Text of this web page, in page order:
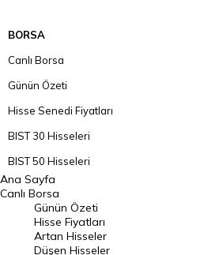
BORSA
Canlı Borsa
Günün Özeti
Hisse Senedi Fiyatları
BIST 30 Hisseleri
BIST 50 Hisseleri
BIST 100 Hisseleri
En Çok Artan Hisseler
En Çok Düşen Hisseler
Ana Sayfa
Canlı Borsa
Günün Özeti
Hisse Fiyatları
Artan Hisseler
Düşen Hisseler